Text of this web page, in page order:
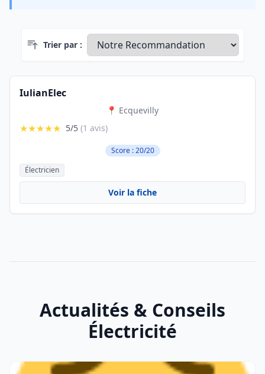
Trier par :
IulianElec
📍 Ecquevilly
★★★★★ 5/5 (1 avis)
Score : 20/20
Électricien
Voir la fiche
Actualités & Conseils
Électricité